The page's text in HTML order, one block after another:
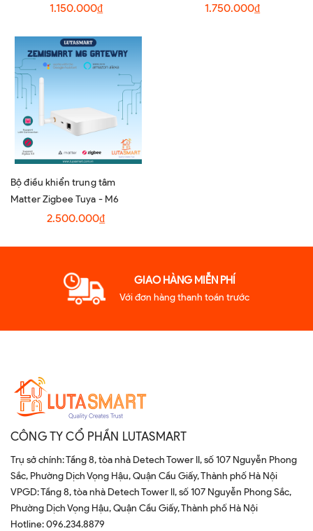
1.150.000₫ 1.750.000₫
Bộ điều khiển trung tâm
Matter Zigbee Tuya - M6
2.500.000₫
GIAO HÀNG MIỄN PHÍ
Với đơn hàng thanh toán trước
CÔNG TY CỔ PHẦN LUTASMART
Trụ sở chính: Tầng 8, tòa nhà Detech Tower II, số 107 Nguyễn Phong
Sắc, Phường Dịch Vọng Hậu, Quận Cầu Giấy, Thành phố Hà Nội
VPGD: Tầng 8, tòa nhà Detech Tower II, số 107 Nguyễn Phong Sắc,
Phường Dịch Vọng Hậu, Quận Cầu Giấy, Thành phố Hà Nội
Hotline:096.234.8879